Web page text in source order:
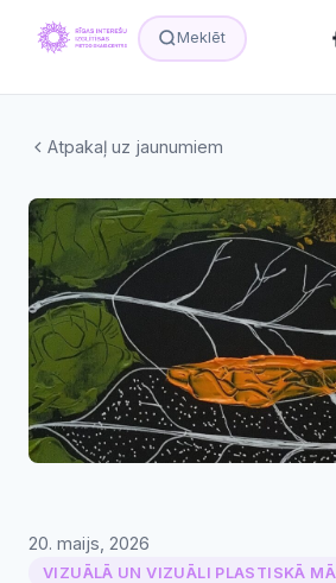
Meklēt
Atpakaļ uz jaunumiem
20. maijs, 2026
VIZUĀLĀ UN VIZUĀLI PLASTISKĀ